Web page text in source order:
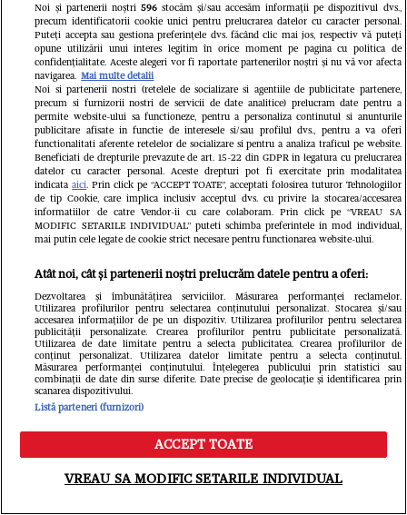
TV Mania
„Paradisul” secret al Mihaelei
Rădulescu. Vedeta a publicat
imaginile de care toți s-au mirat:
Cum trăia cu Felix Baumgartner în
Monaco
Meniu Caută
Noi și partenerii noștri 596stocăm și/sau accesăm informații pe dispozitivul dvs.,
precum identificatorii cookie unici pentru prelucrarea datelor cu caracter personal.
Puteți accepta sau gestiona preferințele dvs. făcând clic mai jos, respectiv vă puteți
opune utilizării unui interes legitim în orice moment pe pagina cu politica de
confidențialitate. Aceste alegeri vor fi raportate partenerilor noștri și nu vă vor afecta
navigarea. Mai multe detalii
Noi si partenerii nostri (retelele de socializare si agentiile de publicitate partenere,
precum si furnizorii nostri de servicii de date analitice) prelucram date pentru a
permite website-ului sa functioneze, pentru a personaliza continutul si anunturile
publicitare afisate in functie de interesele si/sau profilul dvs., pentru a va oferi
functionalitati aferente retelelor de socializare si pentru a analiza traficul pe website.
Beneficiati de drepturile prevazute de art. 15-22 din GDPR in legatura cu prelucrarea
datelor cu caracter personal. Aceste drepturi pot fi exercitate prin modalitatea
indicataaici. Prin click pe “ACCEPT TOATE”, acceptati folosirea tuturor Tehnologiilor
de tip Cookie, care implica inclusiv acceptul dvs. cu privire la stocarea/accesarea
informatiilor de catre Vendor-ii cu care colaboram. Prin click pe “VREAU SA
MODIFIC SETARILE INDIVIDUAL” puteti schimba preferintele in mod individual,
mai putin cele legate de cookie strict necesare pentru functionarea website-ului.
Atât noi, cât și partenerii noștri prelucrăm datele pentru a oferi:
Dezvoltarea și îmbunătățirea serviciilor. Măsurarea performanței reclamelor.
Utilizarea profilurilor pentru selectarea conținutului personalizat. Stocarea și/sau
accesarea informațiilor de pe un dispozitiv. Utilizarea profilurilor pentru selectarea
publicității personalizate. Crearea profilurilor pentru publicitate personalizată.
Utilizarea de date limitate pentru a selecta publicitatea. Crearea profilurilor de
conținut personalizat. Utilizarea datelor limitate pentru a selecta conținutul.
Măsurarea performanței conținutului. Înțelegerea publicului prin statistici sau
combinații de date din surse diferite. Date precise de geolocație și identificarea prin
scanarea dispozitivului.
Listă parteneri (furnizori)
ACCEPT TOATE
VREAU SA MODIFIC SETARILE INDIVIDUAL